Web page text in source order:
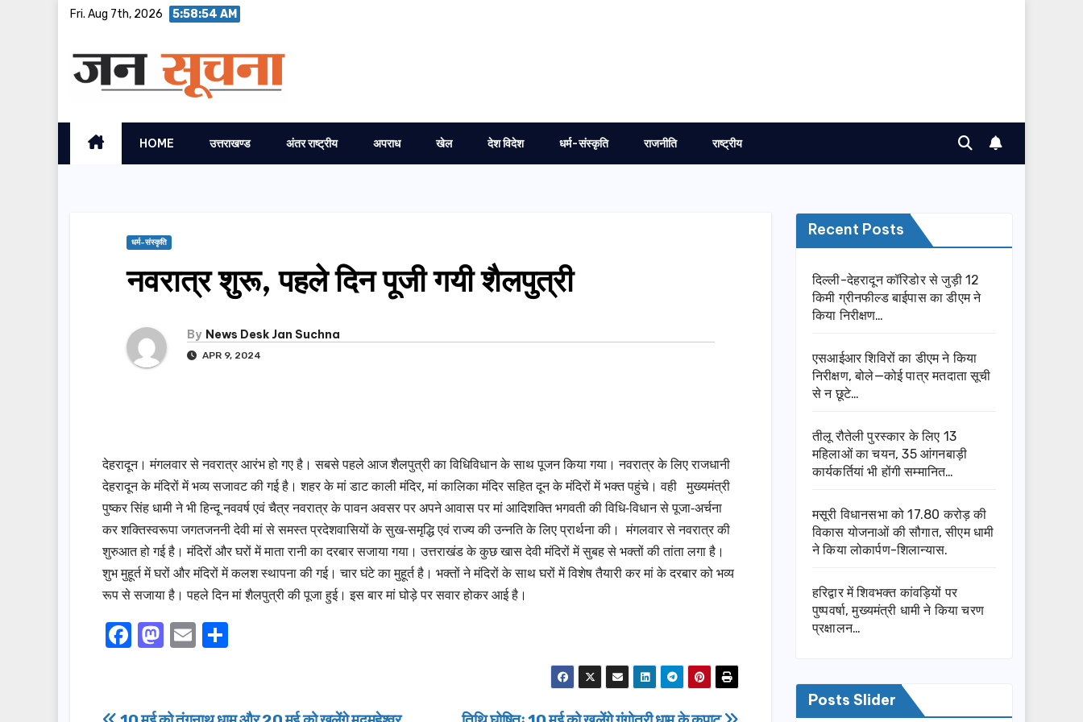
Fri. Aug 7th, 2026 5:58:55 AM
HOME उत्तराखण्ड अंतर राष्ट्रीय अपराध खेल देश विदेश धर्म-संस्कृति राजनीति राष्ट्रीय
धर्म-संस्कृति
नवरात्र शुरू, पहले दिन पूजी गयी शैलपुत्री
By News Desk Jan Suchna
APR 9, 2024
देहरादून। मंगलवार से नवरात्र आरंभ हो गए है। सबसे पहले आज शैलपुत्री का विधिविधान के साथ पूजन किया गया। नवरात्र के लिए राजधानी
देहरादून के मंदिरों में भव्य सजावट की गई है। शहर के मां डाट काली मंदिर, मां कालिका मंदिर सहित दून के मंदिरों में भक्त पहुंचे। वही मुख्यमंत्री
पुष्कर सिंह धामी ने भी हिन्दू नववर्ष एवं चैत्र नवरात्र के पावन अवसर पर अपने आवास पर मां आदिशक्ति भगवती की विधि-विधान से पूजा-अर्चना
कर शक्तिस्वरूपा जगतजननी देवी मां से समस्त प्रदेशवासियों के सुख-समृद्धि एवं राज्य की उन्नति के लिए प्रार्थना की। मंगलवार से नवरात्र की
शुरुआत हो गई है। मंदिरों और घरों में माता रानी का दरबार सजाया गया। उत्तराखंड के कुछ खास देवी मंदिरों में सुबह से भक्तों की तांता लगा है।
शुभ मुहूर्त में घरों और मंदिरों में कलश स्थापना की गई। चार घंटे का मुहूर्त है। भक्तों ने मंदिरों के साथ घरों में विशेष तैयारी कर मां के दरबार को भव्य
रूप से सजाया है। पहले दिन मां शैलपुत्री की पूजा हुई। इस बार मां घोड़े पर सवार होकर आई है।
F
e
M
o
E
e
Recent Posts
दिल्ली-देहरादून कॉरिडोर से जुड़ी 12
किमी ग्रीनफील्ड बाईपास का डीएम ने
किया निरीक्षण…
एसआईआर शिविरों का डीएम ने किया
निरीक्षण, बोले—कोई पात्र मतदाता सूची
से न छूटे…
तीलू रौतेली पुरस्कार के लिए 13
महिलाओं का चयन, 35 आंगनबाड़ी
कार्यकर्तियां भी होंगी सम्मानित…
मसूरी विधानसभा को 17.80 करोड़ की
विकास योजनाओं की सौगात, सीएम धामी
ने किया लोकार्पण-शिलान्यास.
हरिद्वार में शिवभक्त कांवड़ियों पर
पुष्पवर्षा, मुख्यमंत्री धामी ने किया चरण
प्रक्षालन…
Posts Slider